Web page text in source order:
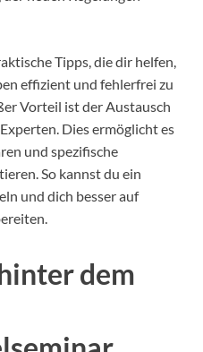
Tipps, die dir helfen,
effizient und fehlerfrei zu
Vorteil ist der Austausch
Dies ermöglicht es
und spezifische
So kannst du ein
und dich besser auf
dem